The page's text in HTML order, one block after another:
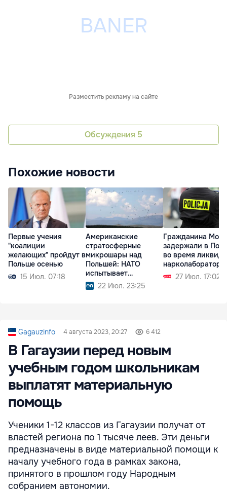
Разместить рекламу на сайте
Обсуждения 5
Похожие новости
Первые учения
"коалиции
желающих" пройдут в
Польше осенью
15 Июл. 07:18
Американские
стратосферные
микрошары над
Польшей: НАТО
испытывает
технологии будущего
22 Июл. 23:25
Гражданина
задержали в
во время
27 Июл. 17:02
Gagauzinfo 4 августа 2023, 20:27 6 412
В Гагаузии перед новым
учебным годом школьникам
выплатят материальную
помощь
Ученики 1-12 классов из Гагаузии получат от
властей региона по 1 тысяче леев. Эти деньги
предназначены в виде материальной помощи к
началу учебного года в рамках закона,
принятого в прошлом году Народным
собранием автономии.